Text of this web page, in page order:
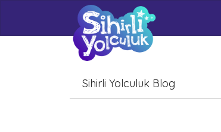
Sihirli Yolculuk Blog